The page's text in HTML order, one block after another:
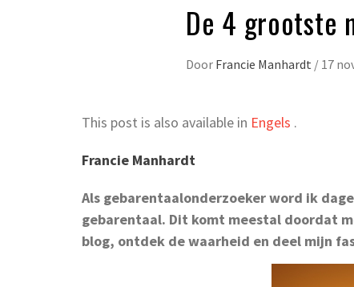
De 4 grootste
Door Francie Manhardt / 17
This post is also available in Engels .
Francie Manhardt
Als gebarentaalonderzoeker word ik
gebarentaal. Dit komt meestal doordat
blog, ontdek de waarheid en deel mijn